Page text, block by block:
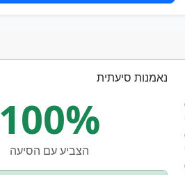
נאמנות סיעתית
100%
הצביע עם הסיעה